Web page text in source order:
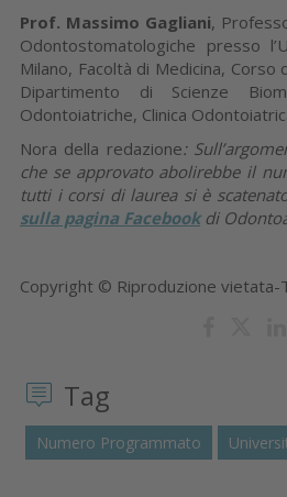
Prof. Massimo Gagliani,
Odontostomatologiche presso
Milano, Facoltà di Medicina,
Dipartimento di Scienze
Odontoiatriche, Clinica
Nora della redazione:
che se approvato abolirebbe il
tutti i corsi di laurea si è
sulla pagina Facebookdi
Copyright © Riproduzione
Tag
Numero Programmato